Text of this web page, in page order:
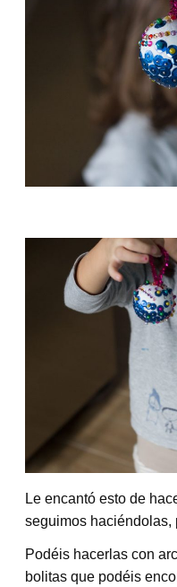
Le encantó esto de
seguimos haciéndolas,
Podéis hacerlas con
bolitas que podéis